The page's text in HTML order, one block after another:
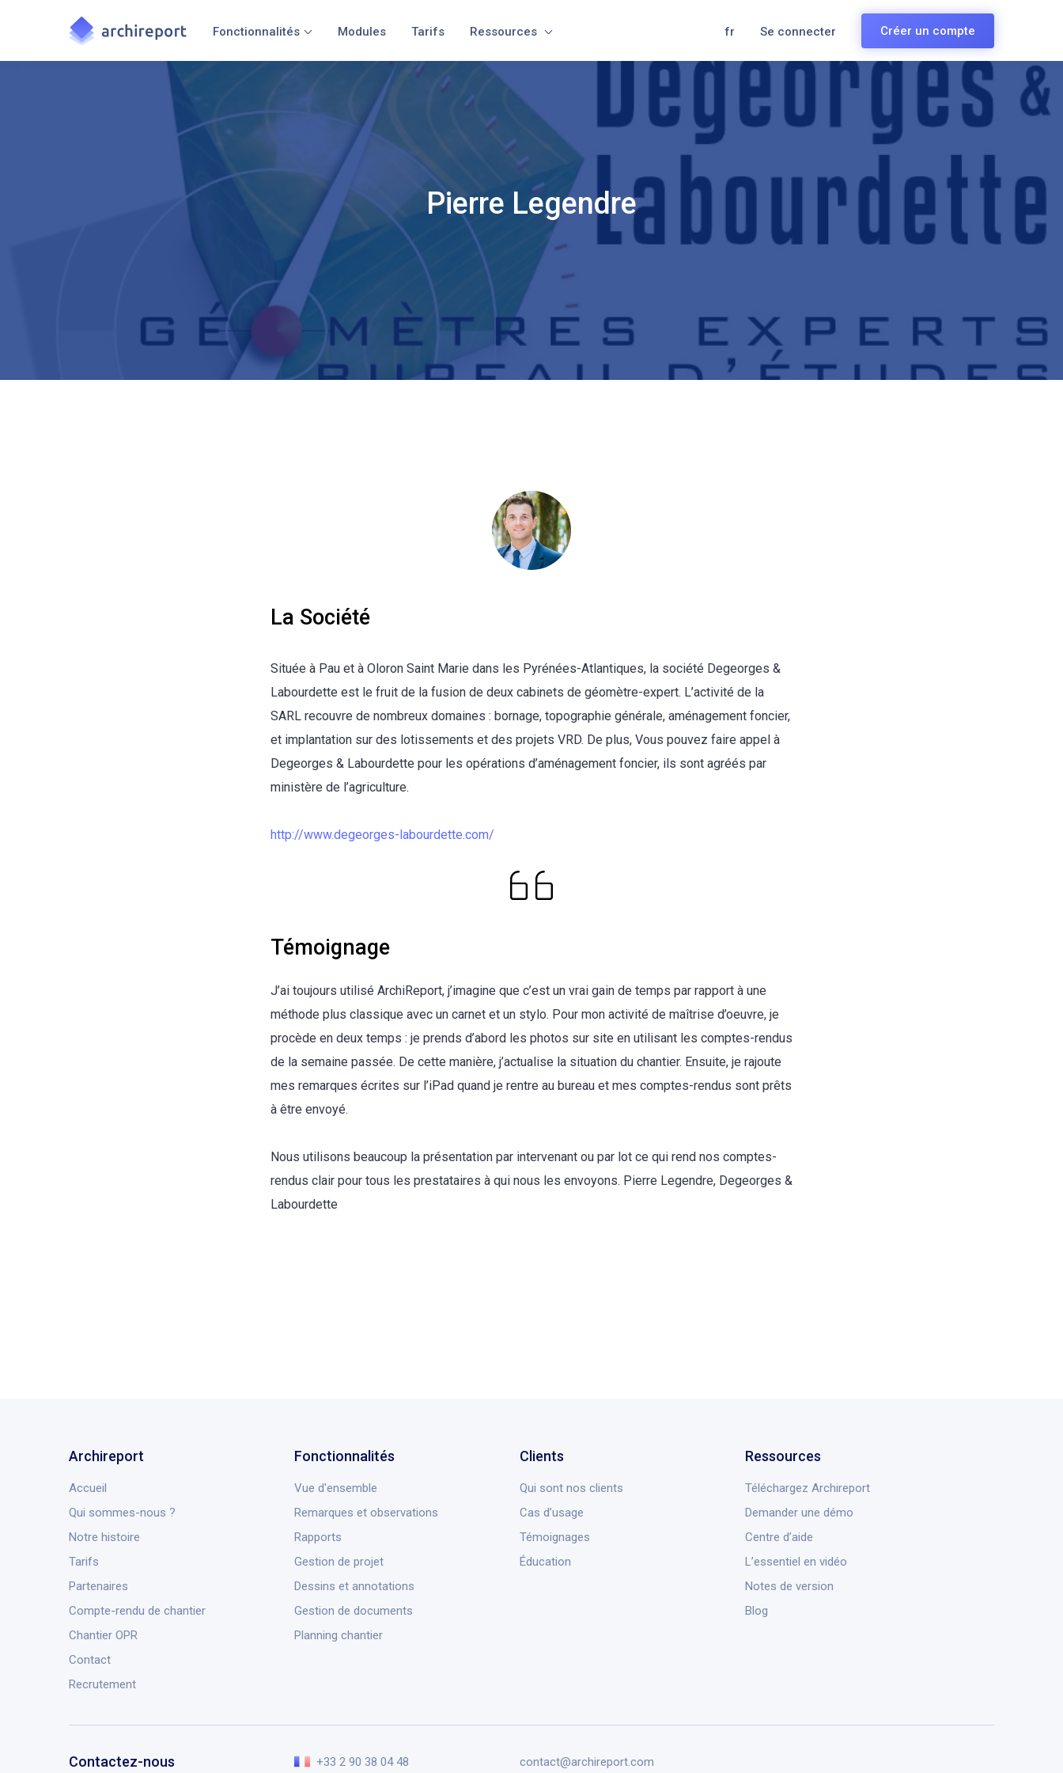
Fonctionnalités Modules Tarifs Ressources fr Se connecter Créer un compte
Pierre Legendre
La Société
Située à Pau et à Oloron Saint Marie dans les Pyrénées-Atlantiques, la société Degeorges &
Labourdette est le fruit de la fusion de deux cabinets de géomètre-expert. L’activité de la
SARL recouvre de nombreux domaines : bornage, topographie générale, aménagement foncier,
et implantation sur des lotissements et des projets VRD. De plus, Vous pouvez faire appel à
Degeorges & Labourdette pour les opérations d’aménagement foncier, ils sont agréés par
ministère de l’agriculture.
http://www.degeorges-labourdette.com/
Témoignage
J’ai toujours utilisé ArchiReport, j’imagine que c’est un vrai gain de temps par rapport à une
méthode plus classique avec un carnet et un stylo. Pour mon activité de maîtrise d’oeuvre, je
procède en deux temps : je prends d’abord les photos sur site en utilisant les comptes-rendus
de la semaine passée. De cette manière, j’actualise la situation du chantier. Ensuite, je rajoute
mes remarques écrites sur l’iPad quand je rentre au bureau et mes comptes-rendus sont prêts
à être envoyé.
Nous utilisons beaucoup la présentation par intervenant ou par lot ce qui rend nos comptes-
rendus clair pour tous les prestataires à qui nous les envoyons. Pierre Legendre, Degeorges &
Labourdette
Archireport
Accueil
Qui sommes-nous ?
Notre histoire
Tarifs
Partenaires
Compte-rendu de chantier
Chantier OPR
Contact
Recrutement
Fonctionnalités
Vue d'ensemble
Remarques et observations
Rapports
Gestion de projet
Dessins et annotations
Gestion de documents
Planning chantier
Clients
Qui sont nos clients
Cas d’usage
Témoignages
Éducation
Ressources
Téléchargez Archireport
Demander une démo
Centre d’aide
L’essentiel en vidéo
Notes de version
Blog
Contactez-nous +33 2 90 38 04 48 contact@archireport.com